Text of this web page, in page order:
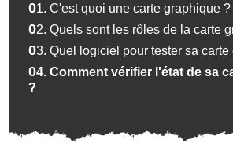
01. C'est quoi une carte graphique ?
02. Quels sont les rôles de la carte
03. Quel logiciel pour tester sa
04. Comment vérifier l'état de sa
?